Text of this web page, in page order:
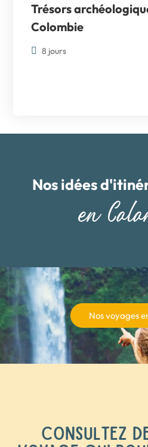
Trésors
Colombie
8 jours
Nos idées
en
Nos voyages
CONSULTEZ